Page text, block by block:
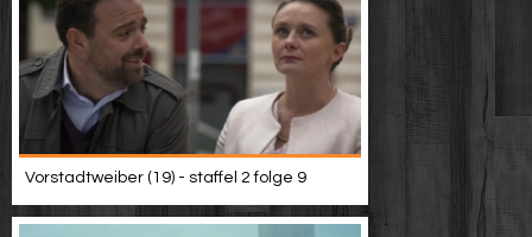
Vorstadtweiber (19) - staffel 2 folge 9